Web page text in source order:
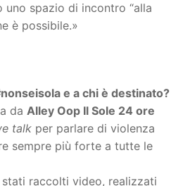
uno spazio di incontro “alla
è possibile.»
e a chi è destinato?
da Alley Oop Il Sole 24 ore
talk per parlare di violenza
sempre più forte a tutte le
raccolti video, realizzati